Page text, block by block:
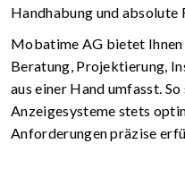
Handhabung und
Mobatime AG bietet Ihnen
Beratung, Projektierung,
aus einer Hand umfasst.
Anzeigesysteme stets
Anforderungen präzise